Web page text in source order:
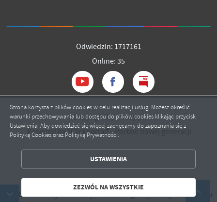
nieczystości stałych z terenu gminy Mrozy w 2026 roku
Odwiedzin: 1717161
Online: 35
Copyright by mrozy.pl
Powered by2ClickPortal® - Portale nowej generacji
Strona korzysta z plików cookies w celu realizacji usług. Możesz określić
warunki przechowywania lub dostępu do plików cookies klikając przycisk
Ustawienia. Aby dowiedzieć się więcej zachęcamy do zapoznania się z
Polityką Cookies oraz Polityką Prywatności.
USTAWIENIA
ZEZWÓL NA WSZYSTKIE
ZEZWÓL NA WSZYSTKIE